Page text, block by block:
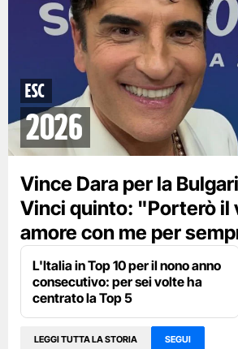
ESC
2026
Vince Dara per la
Vinci quinto: "Porterò il
amore con me per
L'Italia in Top 10 per il nono anno
consecutivo: per sei volte ha
centrato la Top 5
LEGGI TUTTA LA STORIA SEGUI